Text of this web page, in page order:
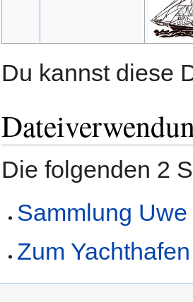
Du kannst diese
Die folgenden 2
Sammlung
Zum Yachthafen